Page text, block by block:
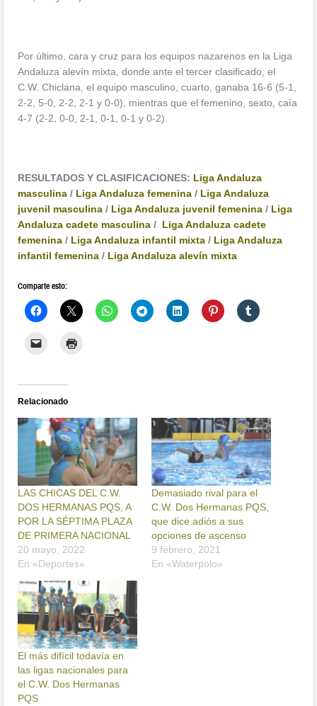
Por último, cara y cruz para los equipos nazarenos en la Liga
Andaluza alevín mixta, donde ante el tercer clasificado, el
C.W. Chiclana, el equipo masculino, cuarto, ganaba 16-6 (5-1,
2-2, 5-0, 2-2, 2-1 y 0-0), mientras que el femenino, sexto, caía
4-7 (2-2, 0-0, 2-1, 0-1, 0-1 y 0-2).
RESULTADOS Y CLASIFICACIONES: Liga Andaluza
masculina / Liga Andaluza femenina / Liga Andaluza
juvenil masculina / Liga Andaluza juvenil femenina / Liga
Andaluza cadete masculina / Liga Andaluza cadete
femenina / Liga Andaluza infantil mixta / Liga Andaluza
infantil femenina / Liga Andaluza alevín mixta
Comparte esto:
Relacionado
LAS CHICAS DEL C.W.
DOS HERMANAS PQS, A
POR LA SÉPTIMA PLAZA
DE PRIMERA NACIONAL
20 mayo, 2022
En «Deportes»
Demasiado rival para el
C.W. Dos Hermanas PQS,
que dice adiós a sus
opciones de ascenso
9 febrero, 2021
En «Waterpolo»
El más difícil todavía en
las ligas nacionales para
el C.W. Dos Hermanas
PQS